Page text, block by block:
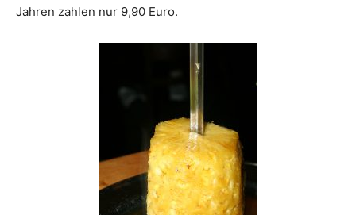
Jahren zahlen nur 9,90 Euro.